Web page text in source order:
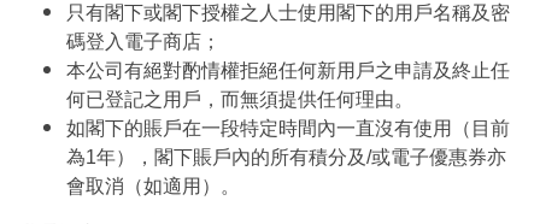
只有閣下或閣下授權之人士使用閣下的用戶名稱及密
碼登入電子商店；
本公司有絕對酌情權拒絕任何新用戶之申請及終止任
何已登記之用戶，而無須提供任何理由。
如閣下的賬戶在一段特定時間內一直沒有使用（目前
為1年），閣下賬戶內的所有積分及/或電子優惠券亦
會取消（如適用）。